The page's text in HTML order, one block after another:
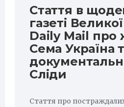
Стаття в
газеті
Daily Mail про
Сема Україна
Сліди
Стаття про